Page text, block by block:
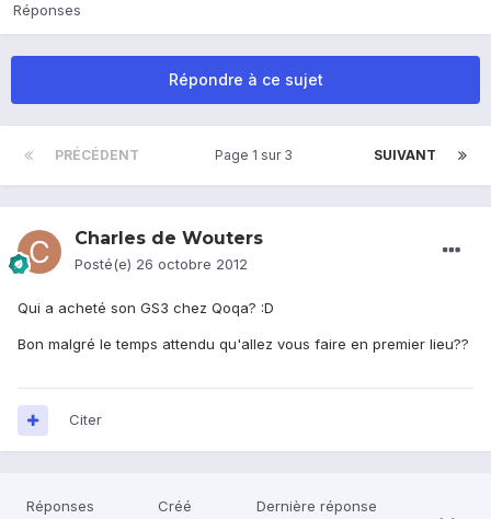
Réponses
Répondre à ce sujet
PRÉCÉDENT SUIVANT
Page 1 sur 3
Charles de Wouters
Posté(e) 26 octobre 2012
Qui a acheté son GS3 chez Qoqa? :D
Bon malgré le temps attendu qu'allez vous faire en premier lieu??
Citer
Réponses Créé Dernière réponse